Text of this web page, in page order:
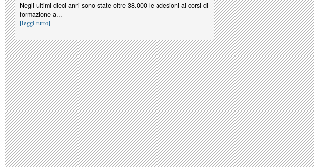
Negli ultimi dieci anni sono state oltre 38.000 le adesioni ai corsi di
formazione a...
[leggi tutto]